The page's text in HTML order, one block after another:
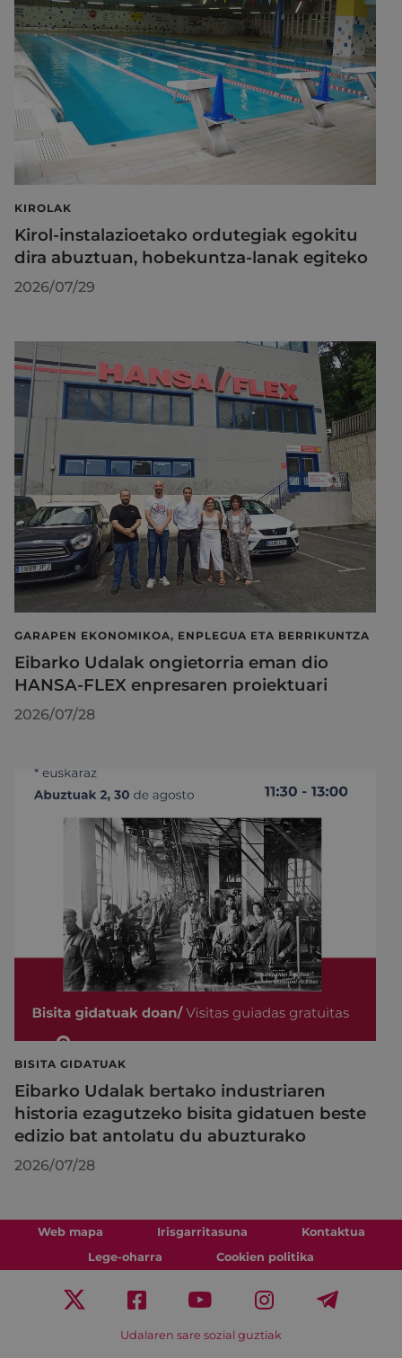
KIROLAK
Kirol-instalazioetako ordutegiak egokitu
dira abuztuan, hobekuntza-lanak egiteko
2026/07/29
GARAPEN EKONOMIKOA, ENPLEGUA ETA BERRIKUNTZA
Eibarko Udalak ongietorria eman dio
HANSA-FLEX enpresaren proiektuari
2026/07/28
BISITA GIDATUAK
Eibarko Udalak bertako industriaren
historia ezagutzeko bisita gidatuen beste
edizio bat antolatu du abuzturako
2026/07/28
Web mapa Irisgarritasuna
Kontaktua
Lege-oharra
Cookien politika
Udalaren sare sozial guztiak